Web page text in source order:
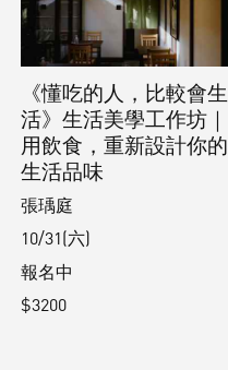
《懂吃的人，比較會生
活》生活美學工作坊｜
用飲食，重新設計你的
生活品味
張瑀庭
10/31(六)
報名中
$3200